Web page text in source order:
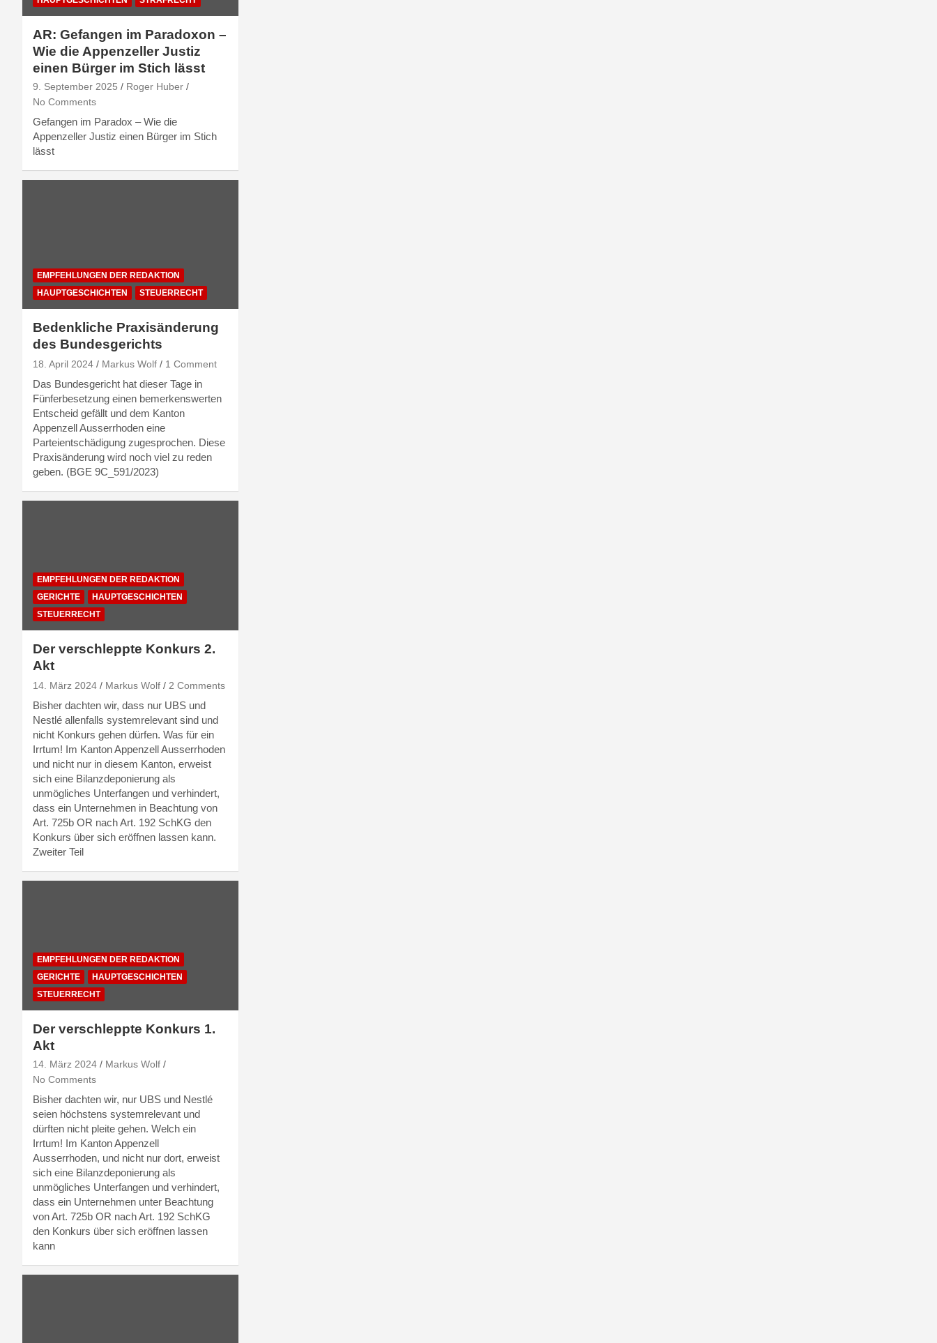
AR: Gefangen im Paradoxon –
Wie die Appenzeller Justiz
einen Bürger im Stich lässt
9. September 2025
Roger Huber
No Comments
Gefangen im Paradox – Wie die
Appenzeller Justiz einen Bürger im Stich
lässt
EMPFEHLUNGEN DER REDAKTION
HAUPTGESCHICHTEN
STEUERRECHT
Bedenkliche Praxisänderung
des Bundesgerichts
18. April 2024 Markus Wolf 1 Comment
Das Bundesgericht hat dieser Tage in
Fünferbesetzung einen bemerkenswerten
Entscheid gefällt und dem Kanton
Appenzell Ausserrhoden eine
Parteientschädigung zugesprochen. Diese
Praxisänderung wird noch viel zu reden
geben. (BGE 9C_591/2023)
EMPFEHLUNGEN DER REDAKTION
GERICHTE
HAUPTGESCHICHTEN
STEUERRECHT
Der verschleppte Konkurs 2.
Akt
14. März 2024 Markus Wolf 2 Comments
Bisher dachten wir, dass nur UBS und
Nestlé allenfalls systemrelevant sind und
nicht Konkurs gehen dürfen. Was für ein
Irrtum! Im Kanton Appenzell Ausserrhoden
und nicht nur in diesem Kanton, erweist
sich eine Bilanzdeponierung als
unmögliches Unterfangen und verhindert,
dass ein Unternehmen in Beachtung von
Art. 725b OR nach Art. 192 SchKG den
Konkurs über sich eröffnen lassen kann.
Zweiter Teil
EMPFEHLUNGEN DER REDAKTION
GERICHTE
HAUPTGESCHICHTEN
STEUERRECHT
Der verschleppte Konkurs 1.
Akt
14. März 2024
Markus Wolf
No Comments
Bisher dachten wir, nur UBS und Nestlé
seien höchstens systemrelevant und
dürften nicht pleite gehen. Welch ein
Irrtum! Im Kanton Appenzell
Ausserrhoden, und nicht nur dort, erweist
sich eine Bilanzdeponierung als
unmögliches Unterfangen und verhindert,
dass ein Unternehmen unter Beachtung
von Art. 725b OR nach Art. 192 SchKG
den Konkurs über sich eröffnen lassen
kann